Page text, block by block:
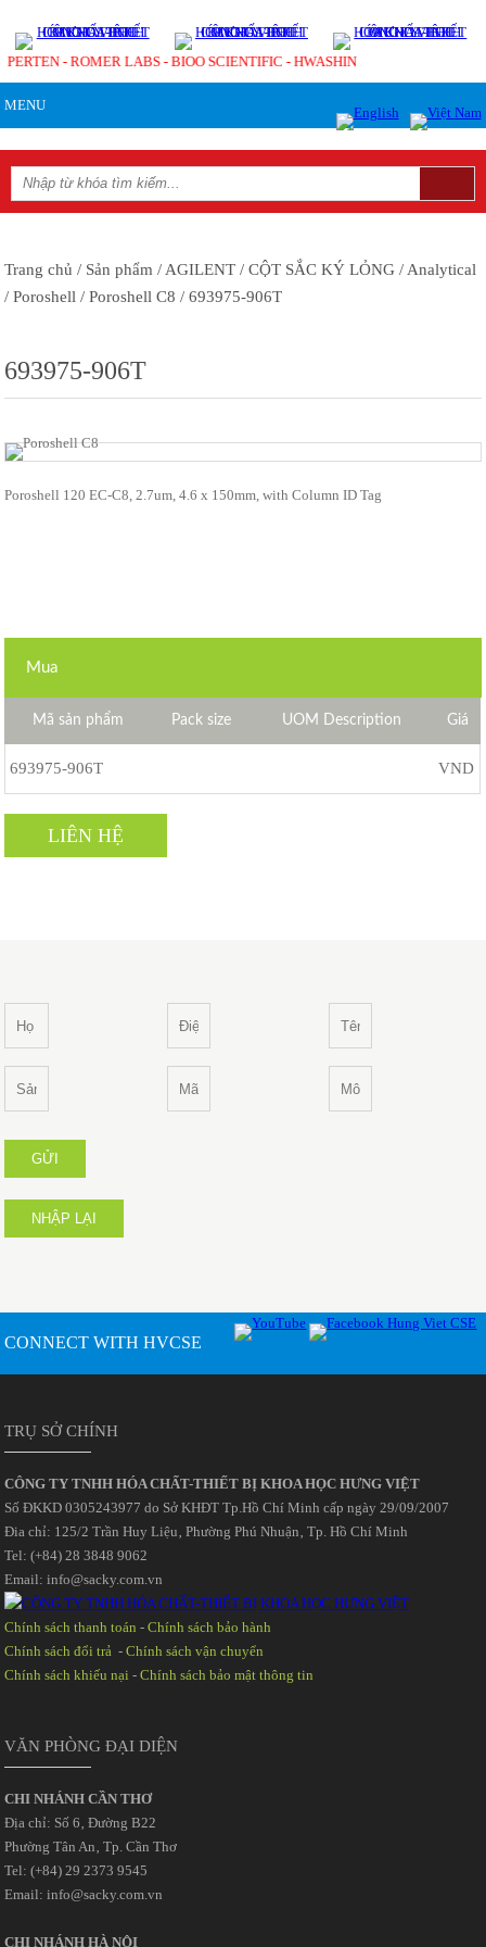
PERTEN - ROMER LABS - BIOO SCIENTIFIC - HWASHIN
MENU
Trang chủ / Sản phẩm / AGILENT / CỘT SẮC KÝ LỎNG / Analytical
/ Poroshell / Poroshell C8 / 693975-906T
693975-906T
Poroshell 120 EC-C8, 2.7um, 4.6 x 150mm, with Column ID Tag
Mua
Mã sản phẩm Pack size UOM Description Giá
693975-906T VND
LIÊN HỆ
GỬI
NHẬP LẠI
CONNECT WITH HVCSE
TRỤ SỞ CHÍNH
CÔNG TY TNHH HÓA CHẤT-THIẾT BỊ KHOA HỌC HƯNG VIỆT
Số ĐKKD 0305243977 do Sở KHĐT Tp.Hồ Chí Minh cấp ngày 29/09/2007
Đia chỉ: 125/2 Trần Huy Liệu‚ Phường Phú Nhuận‚ Tp. Hồ Chí Minh
Tel: (+84) 28 3848 9062
Email: info@sacky.com.vn
Chính sách thanh toán -Chính sách bảo hành
Chính sách đổi trả -Chính sách vận chuyển
Chính sách khiếu nại -Chính sách bảo mật thông tin
VĂN PHÒNG ĐẠI DIỆN
CHI NHÁNH CẦN THƠ
Địa chỉ: Số 6‚ Đường B22
Phường Tân An‚ Tp. Cần Thơ
Tel: (+84) 29 2373 9545
Email: info@sacky.com.vn
CHI NHÁNH HÀ NỘI